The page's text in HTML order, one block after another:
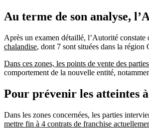
Au terme de son analyse,
Après un examen détaillé, l’Autorité
chalandise, dont 7 sont situées dans la région
Dans ces zones, les points de vente des
comportement de la nouvelle entité,
Pour prévenir les atteintes
Dans les zones concernées, les parties
mettre fin à 4 contrats de franchise